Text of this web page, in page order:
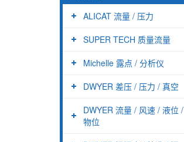
ALICAT 流量 / 压力
SUPER TECH 质量流量
Michelle 露点 / 分析仪
DWYER 差压 / 压力 / 真空
DWYER 流量 / 风速 / 液位 /
物位